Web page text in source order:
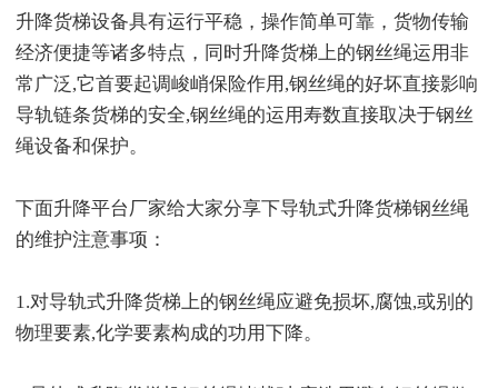
升降货梯设备具有运行平稳，操作简单可靠，货物传输
经济便捷等诸多特点，同时升降货梯上的钢丝绳运用非
常广泛,它首要起调峻峭保险作用,钢丝绳的好坏直接影响
导轨链条货梯的安全,钢丝绳的运用寿数直接取决于钢丝
绳设备和保护。
下面升降平台厂家给大家分享下导轨式升降货梯钢丝绳
的维护注意事项：
1.对导轨式升降货梯上的钢丝绳应避免损坏,腐蚀,或别的
物理要素,化学要素构成的功用下降。